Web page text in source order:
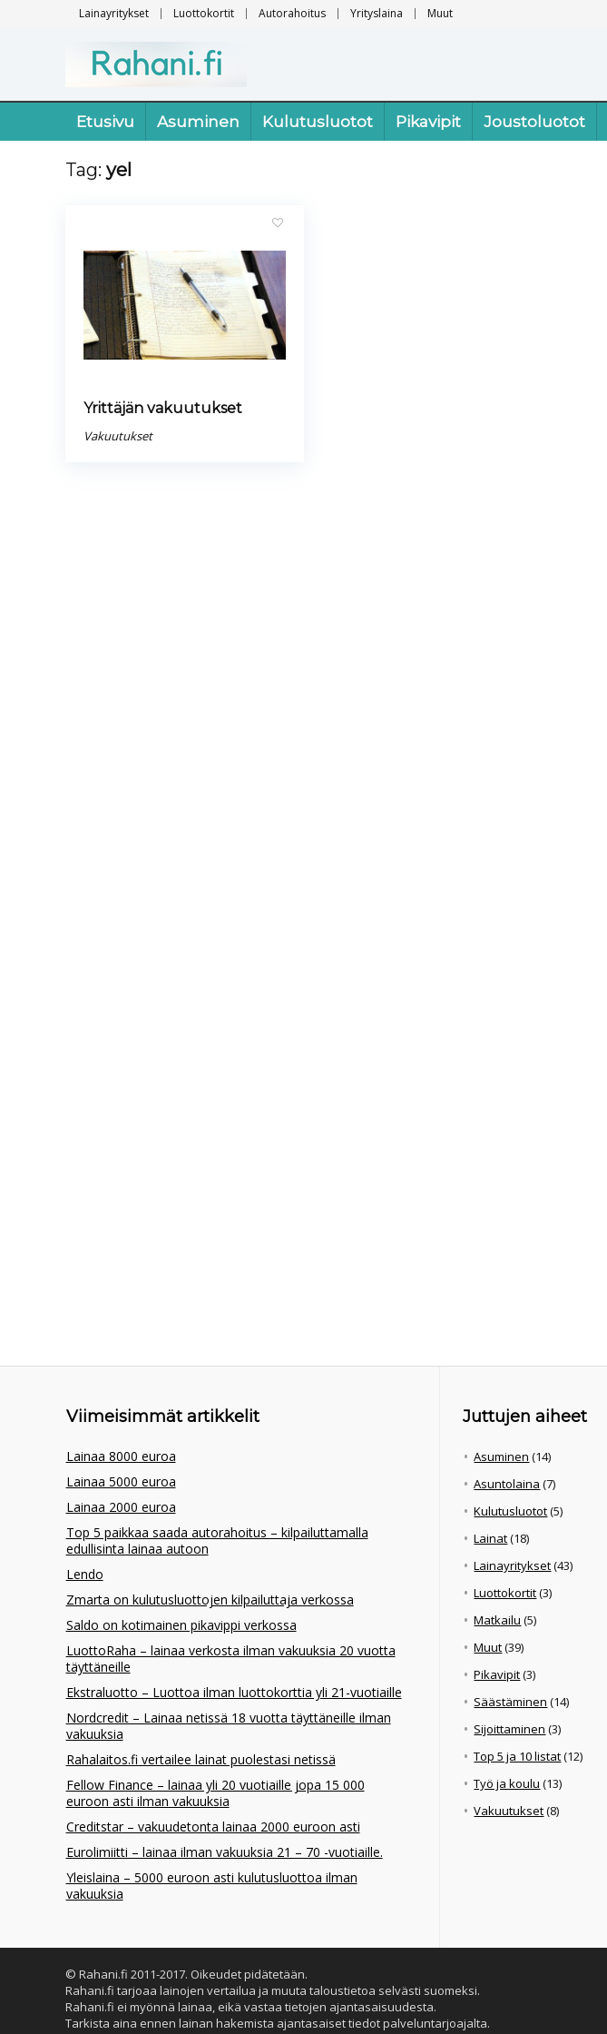
Lainayritykset Luottokortit Autorahoitus Yrityslaina Muut
Etusivu Asuminen Kulutusluotot Pikavipit Joustoluotot
Tag: yel
Yrittäjän vakuutukset
Vakuutukset
Viimeisimmät artikkelit
Lainaa 8000 euroa
Lainaa 5000 euroa
Lainaa 2000 euroa
Top 5 paikkaa saada autorahoitus – kilpailuttamalla
edullisinta lainaa autoon
Lendo
Zmarta on kulutusluottojen kilpailuttaja verkossa
Saldo on kotimainen pikavippi verkossa
LuottoRaha – lainaa verkosta ilman vakuuksia 20 vuotta
täyttäneille
Ekstraluotto – Luottoa ilman luottokorttia yli 21-vuotiaille
Nordcredit – Lainaa netissä 18 vuotta täyttäneille ilman
vakuuksia
Rahalaitos.fi vertailee lainat puolestasi netissä
Fellow Finance – lainaa yli 20 vuotiaille jopa 15 000
euroon asti ilman vakuuksia
Creditstar – vakuudetonta lainaa 2000 euroon asti
Eurolimiitti – lainaa ilman vakuuksia 21 – 70 -vuotiaille.
Yleislaina – 5000 euroon asti kulutusluottoa ilman
vakuuksia
Juttujen aiheet
Asuminen (14)
Asuntolaina (7)
Kulutusluotot(5)
Lainat(18)
Lainayritykset(43)
Luottokortit(3)
Matkailu (5)
Muut(39)
Pikavipit(3)
Säästäminen (14)
Sijoittaminen (3)
Top 5 ja 10 listat(12)
Työ ja koulu (13)
Vakuutukset(8)
© Rahani.fi 2011-2017. Oikeudet pidätetään.
Rahani.fi tarjoaa lainojen vertailua ja muuta taloustietoa selvästi suomeksi.
Rahani.fi ei myönnä lainaa, eikä vastaa tietojen ajantasaisuudesta.
Tarkista aina ennen lainan hakemista ajantasaiset tiedot palveluntarjoajalta.